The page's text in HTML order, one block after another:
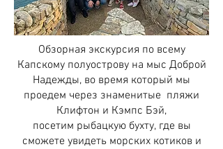
Обзорная экскурсия по всему
Капскому полуострову на мыс Доброй
Надежды, во время который мы
проедем через знаменитые пляжи
Клифтон и Кэмпс Бэй,
посетим рыбацкую бухту, где вы
сможете увидеть морских котиков и